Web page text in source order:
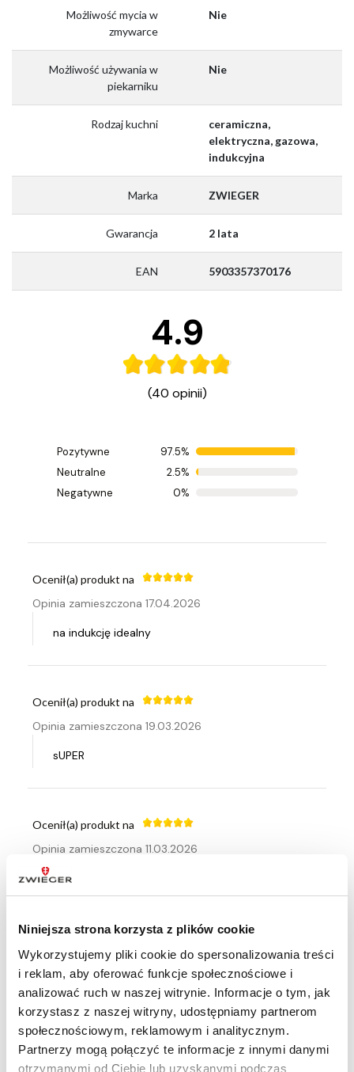
Niniejsza strona korzysta z plików cookie
Wykorzystujemy pliki cookie do spersonalizowania treści
i reklam, aby oferować funkcje społecznościowe i
analizować ruch w naszej witrynie. Informacje o tym, jak
korzystasz z naszej witryny, udostępniamy partnerom
społecznościowym, reklamowym i analitycznym.
Partnerzy mogą połączyć te informacje z innymi danymi
otrzymanymi od Ciebie lub uzyskanymi podczas
Możliwość mycia w
zmywarce
Nie
Możliwość używania w
piekarniku
Nie
Rodzaj kuchni
ceramiczna,
elektryczna, gazowa,
indukcyjna
Marka ZWIEGER
Gwarancja 2 lata
EAN 5903357370176
4.9
(40 opinii)
Pozytywne
97.5%
Neutralne
2.5%
Negatywne
0%
Ocenił(a) produkt na
Opinia zamieszczona 28.04.2026
Ocenił(a) produkt na
Opinia zamieszczona 17.04.2026
na indukcję idealny
Ocenił(a) produkt na
Opinia zamieszczona 19.03.2026
sUPER
Ocenił(a) produkt na
Opinia zamieszczona 11.03.2026
Świetna jakość
Ocenił(a) produkt na
Opinia zamieszczona 12.02.2026
Jest to mój drugi rondel bardzo dobry często go
używam